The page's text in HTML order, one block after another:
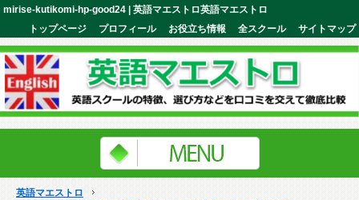
mirise-kutikomi-hp-good24 | 英語マエストロ英語マエストロ
サイトマップ
全スクール
お役立ち情報
プロフィール
トップページ
英語マエストロ